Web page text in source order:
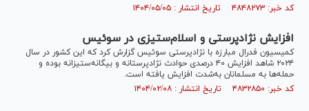
کد خبر: ۴۸۴۸۲۷۳ تاریخ انتشار : ۱۴۰۴/۰۵/۰۵
افزایش نژادپرستی و اسلام‌ستیزی در سوئیس
کمیسیون فدرال مبارزه با نژادپرستی سوئیس گزارش کرد که این کشور در سال
۲۰۲۴ شاهد افزایش ۴۰ درصدی حوادث نژادپرستانه و بیگانه‌ستیزانه بوده و
حمله‌ها به مسلمانان به‌شدت افزایش یافته است.
کد خبر: ۴۸۳۲۸۵۰ تاریخ انتشار : ۱۴۰۴/۰۲/۰۸